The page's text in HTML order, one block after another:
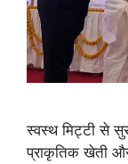
स्वस्थ मिट्टी से
प्राकृतिक खेती